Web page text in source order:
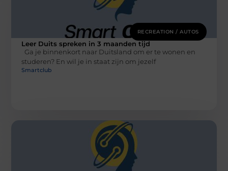
RECREATION / AUTOS
Leer Duits spreken in 3 maanden tijd
Ga je binnenkort naar Duitsland om er te wonen en
studeren? En wil je in staat zijn om jezelf
Smartclub